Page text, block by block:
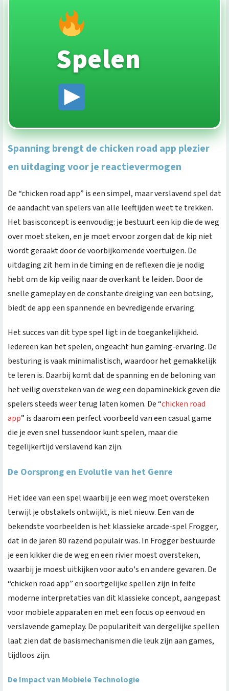
Spelen
Spanning brengt de chicken road app plezier
en uitdaging voor je reactievermogen
De “chicken road app” is een simpel, maar verslavend spel dat
de aandacht van spelers van alle leeftijden weet te trekken.
Het basisconcept is eenvoudig: je bestuurt een kip die de weg
over moet steken, en je moet ervoor zorgen dat de kip niet
wordt geraakt door de voorbijkomende voertuigen. De
uitdaging zit hem in de timing en de reflexen die je nodig
hebt om de kip veilig naar de overkant te leiden. Door de
snelle gameplay en de constante dreiging van een botsing,
biedt de app een spannende en bevredigende ervaring.
Het succes van dit type spel ligt in de toegankelijkheid.
Iedereen kan het spelen, ongeacht hun gaming-ervaring. De
besturing is vaak minimalistisch, waardoor het gemakkelijk
te leren is. Daarbij komt dat de spanning en de beloning van
het veilig oversteken van de weg een dopaminekick geven die
spelers steeds weer terug laten komen. De “chicken road
app” is daarom een perfect voorbeeld van een casual game
die je even snel tussendoor kunt spelen, maar die
tegelijkertijd verslavend kan zijn.
De Oorsprong en Evolutie van het Genre
Het idee van een spel waarbij je een weg moet oversteken
terwijl je obstakels ontwijkt, is niet nieuw. Een van de
bekendste voorbeelden is het klassieke arcade-spel Frogger,
dat in de jaren 80 razend populair was. In Frogger bestuurde
je een kikker die de weg en een rivier moest oversteken,
waarbij je moest uitkijken voor auto's en andere gevaren. De
“chicken road app” en soortgelijke spellen zijn in feite
moderne interpretaties van dit klassieke concept, aangepast
voor mobiele apparaten en met een focus op eenvoud en
verslavende gameplay. De populariteit van dergelijke spellen
laat zien dat de basismechanismen die leuk zijn aan games,
tijdloos zijn.
De Impact van Mobiele Technologie